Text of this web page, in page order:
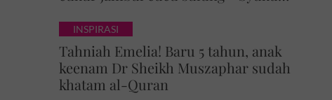
INSPIRASI
Tahniah Emelia! Baru 5 tahun, anak
keenam Dr Sheikh Muszaphar sudah
khatam al-Quran